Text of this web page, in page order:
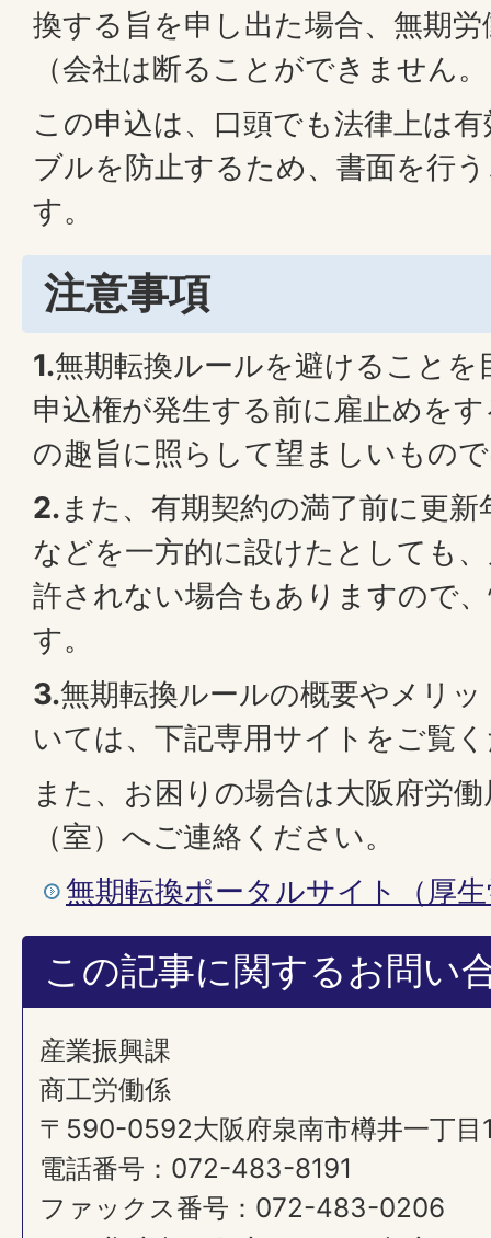
換する旨を申し出た場合、無期
（会社は断ることができません
この申込は、口頭でも法律上は
ブルを防止するため、書面を行
す。
注意事項
1.無期転換ルールを避けることを
申込権が発生する前に雇止めを
の趣旨に照らして望ましいもの
2.また、有期契約の満了前に更
などを一方的に設けたとしても
許されない場合もありますので
す。
3.無期転換ルールの概要やメリ
いては、下記専用サイトをご覧
また、お困りの場合は大阪府労
（室）へご連絡ください。
無期転換ポータルサイト（厚
この記事に関するお問い
産業振興課
商工労働係
〒590-0592大阪府泉南市樽井一丁目
電話番号：072-483-8191
ファックス番号：072-483-0206